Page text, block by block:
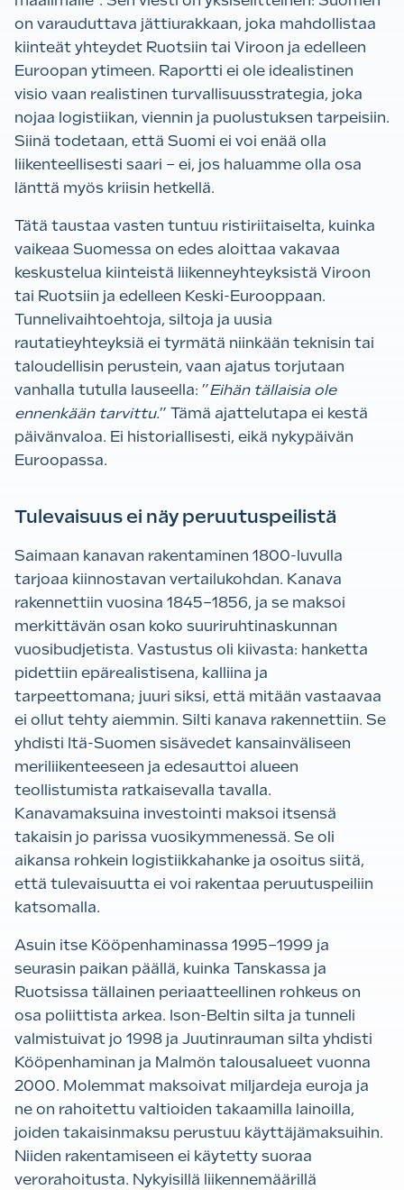
on varauduttava jättiurakkaan, joka mahdollistaa
kiinteät yhteydet Ruotsiin tai Viroon ja edelleen
Euroopan ytimeen. Raportti ei ole idealistinen
visio vaan realistinen turvallisuusstrategia, joka
nojaa logistiikan, viennin ja puolustuksen tarpeisiin.
Siinä todetaan, että Suomi ei voi enää olla
liikenteellisesti saari – ei, jos haluamme olla osa
länttä myös kriisin hetkellä.
Tätä taustaa vasten tuntuu ristiriitaiselta, kuinka
vaikeaa Suomessa on edes aloittaa vakavaa
keskustelua kiinteistä liikenneyhteyksistä Viroon
tai Ruotsiin ja edelleen Keski-Eurooppaan.
Tunnelivaihtoehtoja, siltoja ja uusia
rautatieyhteyksiä ei tyrmätä niinkään teknisin tai
taloudellisin perustein, vaan ajatus torjutaan
vanhalla tutulla lauseella: ”Eihän tällaisia ole
ennenkään tarvittu.” Tämä ajattelutapa ei kestä
päivänvaloa. Ei historiallisesti, eikä nykypäivän
Euroopassa.
Tulevaisuus ei näy peruutuspeilistä
Saimaan kanavan rakentaminen 1800-luvulla
tarjoaa kiinnostavan vertailukohdan. Kanava
rakennettiin vuosina 1845–1856, ja se maksoi
merkittävän osan koko suuriruhtinaskunnan
vuosibudjetista. Vastustus oli kiivasta: hanketta
pidettiin epärealistisena, kalliina ja
tarpeettomana; juuri siksi, että mitään vastaavaa
ei ollut tehty aiemmin. Silti kanava rakennettiin. Se
yhdisti Itä-Suomen sisävedet kansainväliseen
meriliikenteeseen ja edesauttoi alueen
teollistumista ratkaisevalla tavalla.
Kanavamaksuina investointi maksoi itsensä
takaisin jo parissa vuosikymmenessä. Se oli
aikansa rohkein logistiikkahanke ja osoitus siitä,
että tulevaisuutta ei voi rakentaa peruutuspeiliin
katsomalla.
Asuin itse Kööpenhaminassa 1995–1999 ja
seurasin paikan päällä, kuinka Tanskassa ja
Ruotsissa tällainen periaatteellinen rohkeus on
osa poliittista arkea. Ison-Beltin silta ja tunneli
valmistuivat jo 1998 ja Juutinrauman silta yhdisti
Kööpenhaminan ja Malmön talousalueet vuonna
2000. Molemmat maksoivat miljardeja euroja ja
ne on rahoitettu valtioiden takaamilla lainoilla,
joiden takaisinmaksu perustuu käyttäjämaksuihin.
Niiden rakentamiseen ei käytetty suoraa
verorahoitusta. Nykyisillä liikennemäärillä